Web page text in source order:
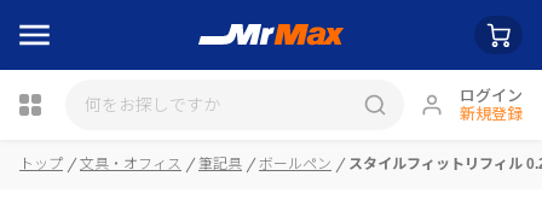
ログイン
新規登録
トップ 文具・オフィス 筆記具 ボールペン スタイルフィットリフィル